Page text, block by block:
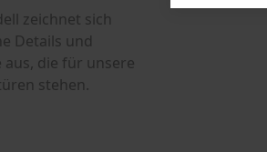
zeichnet sich
Details und
aus, die für unsere
stehen.